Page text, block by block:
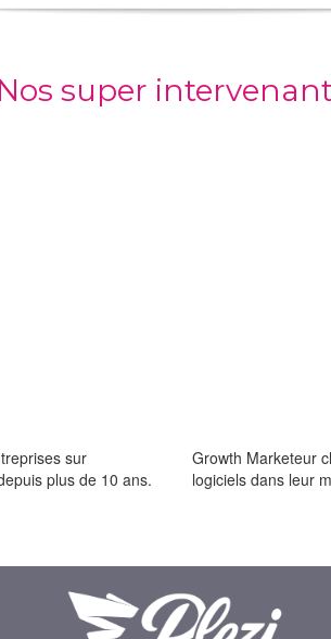
Nos super
sur
plus de 10 ans.
Growth Marketeur
logiciels dans leur